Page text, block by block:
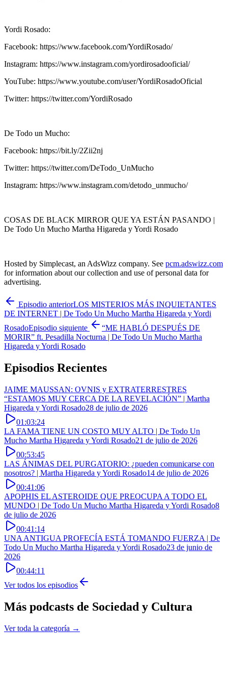
Yordi Rosado:
Facebook: https://www.facebook.com/YordiRosado/
Instagram: https://www.instagram.com/yordirosadooficial/
YouTube: https://www.youtube.com/user/YordiRosadoOficial
Twitter: https://twitter.com/YordiRosado
De Todo un Mucho:
Facebook: https://bit.ly/2Zii2nj
Twitter: https://twitter.com/DeTodo_UnMucho
Instagram: https://www.instagram.com/detodo_unmucho/
COSAS DE BLACK MIRROR QUE YA ESTÁN PASANDO |
De Todo Un Mucho Martha Higareda y Yordi Rosado
Hosted by Simplecast, an AdsWizz company. See pcm.adswizz.com
for information about our collection and use of personal data for
advertising.
Episodio anteriorLOS MISTERIOS MÁS INQUIETANTES
DE INTERNET | De Todo Un Mucho Martha Higareda y Yordi
RosadoEpisodio siguiente
“ME HABLÓ DESPUÉS DE
MORIR” ft. Pesadilla Nocturna | De Todo Un Mucho Martha
Higareda y Yordi Rosado
Episodios Recientes
JAIME MAUSSAN: OVNIS y EXTRATERRESTRES
“ESTAMOS MUY CERCA DE LA REVELACIÓN” | Martha
Higareda y Yordi Rosado28 de julio de 2026
01:03:24
LA FAMA TIENE UN COSTO MUY ALTO | De Todo Un
Mucho Martha Higareda y Yordi Rosado21 de julio de 2026
00:53:45
LAS ÁNIMAS DEL PURGATORIO: ¿pueden comunicarse con
nosotros? | Martha Higareda y Yordi Rosado14 de julio de 2026
00:41:06
APOPHIS EL ASTEROIDE QUE PREOCUPA A TODO EL
MUNDO | De Todo Un Mucho Martha Higareda y Yordi Rosado8
de julio de 2026
00:41:14
UNA ANTIGUA PROFECÍA ESTÁ TOMANDO FUERZA | De
Todo Un Mucho Martha Higareda y Yordi Rosado23 de junio de
2026
00:44:11
Ver todos los episodios
Más podcasts de Sociedad y Cultura
Ver toda la categoría →